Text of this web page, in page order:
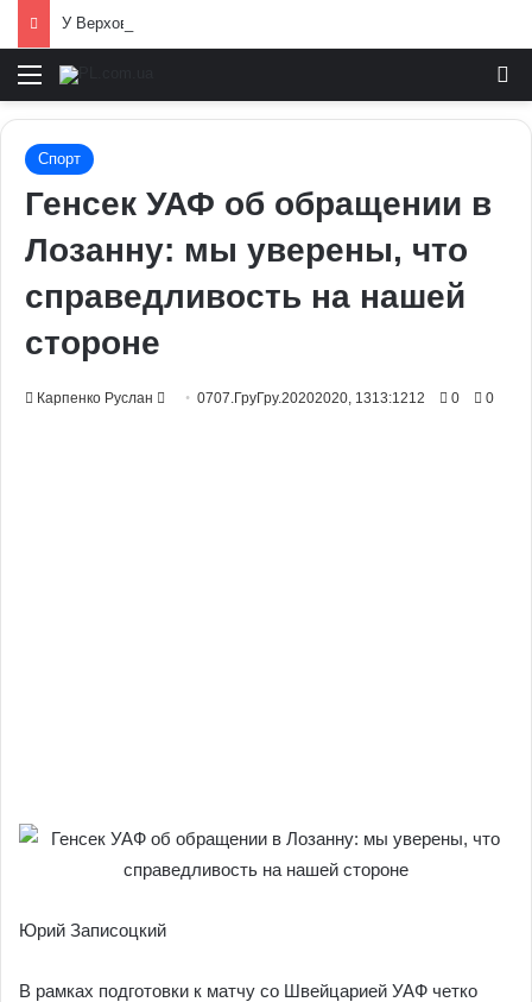
Меню
Спорт
Генсек УАФ об обращении в
Лозанну: мы уверены, что
справедливость на нашей
стороне
Карпенко Руслан
Send0707.ГруГру.20202020, 1313:1212 0 0
Юрий Записоцкий
В рамках подготовки к матчу со Швейцарией УАФ четко